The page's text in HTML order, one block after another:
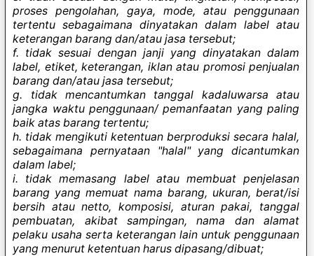
proses pengolahan, gaya, mode, atau penggunaan
tertentu sebagaimana dinyatakan dalam label atau
keterangan barang dan/atau jasa tersebut;
f. tidak sesuai dengan janji yang dinyatakan dalam
label, etiket, keterangan, iklan atau promosi penjualan
barang dan/atau jasa tersebut;
g. tidak mencantumkan tanggal kadaluwarsa atau
jangka waktu penggunaan/ pemanfaatan yang paling
baik atas barang tertentu;
h. tidak mengikuti ketentuan berproduksi secara halal,
sebagaimana pernyataan "halal" yang dicantumkan
dalam label;
i. tidak memasang label atau membuat penjelasan
barang yang memuat nama barang, ukuran, berat/isi
bersih atau netto, komposisi, aturan pakai, tanggal
pembuatan, akibat sampingan, nama dan alamat
pelaku usaha serta keterangan lain untuk penggunaan
yang menurut ketentuan harus dipasang/dibuat;